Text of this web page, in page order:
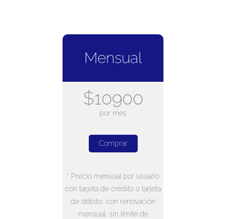
Mensual
$10900
por mes
Comprar
* Precio mensual por usuario
con tarjeta de crédito o tarjeta
de débito, con renovación
mensual, sin límite de